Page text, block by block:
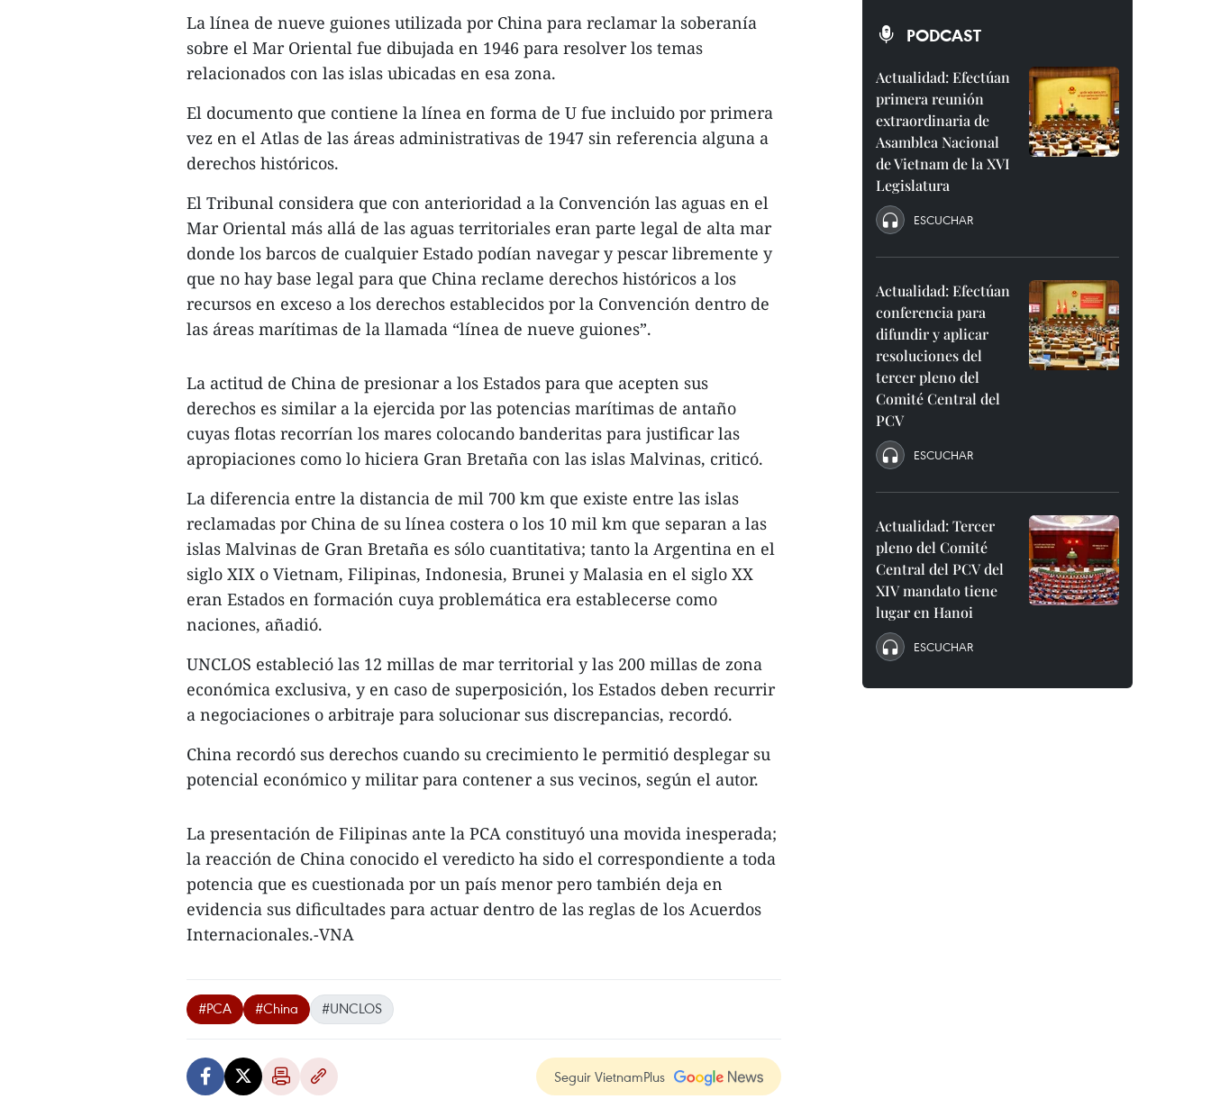
La línea de nueve guiones utilizada por China para reclamar la soberanía
sobre el Mar Oriental fue dibujada en 1946 para resolver los temas
relacionados con las islas ubicadas en esa zona.
El documento que contiene la línea en forma de U fue incluido por primera
vez en el Atlas de las áreas administrativas de 1947 sin referencia alguna a
derechos históricos.
El Tribunal considera que con anterioridad a la Convención las aguas en el
Mar Oriental más allá de las aguas territoriales eran parte legal de alta mar
donde los barcos de cualquier Estado podían navegar y pescar libremente y
que no hay base legal para que China reclame derechos históricos a los
recursos en exceso a los derechos establecidos por la Convención dentro de
las áreas marítimas de la llamada “línea de nueve guiones”.
La actitud de China de presionar a los Estados para que acepten sus
derechos es similar a la ejercida por las potencias marítimas de antaño
cuyas flotas recorrían los mares colocando banderitas para justificar las
apropiaciones como lo hiciera Gran Bretaña con las islas Malvinas, criticó.
La diferencia entre la distancia de mil 700 km que existe entre las islas
reclamadas por China de su línea costera o los 10 mil km que separan a las
islas Malvinas de Gran Bretaña es sólo cuantitativa; tanto la Argentina en el
siglo XIX o Vietnam, Filipinas, Indonesia, Brunei y Malasia en el siglo XX
eran Estados en formación cuya problemática era establecerse como
naciones, añadió.
UNCLOS estableció las 12 millas de mar territorial y las 200 millas de zona
económica exclusiva, y en caso de superposición, los Estados deben recurrir
a negociaciones o arbitraje para solucionar sus discrepancias, recordó.
China recordó sus derechos cuando su crecimiento le permitió desplegar su
potencial económico y militar para contener a sus vecinos, según el autor.
La presentación de Filipinas ante la PCA constituyó una movida inesperada;
la reacción de China conocido el veredicto ha sido el correspondiente a toda
potencia que es cuestionada por un país menor pero también deja en
evidencia sus dificultades para actuar dentro de las reglas de los Acuerdos
Internacionales.-VNA
#PCA #China #UNCLOS
Seguir VietnamPlus
PODCAST
Actualidad: Efectúan
primera reunión
extraordinaria de
Asamblea Nacional
de Vietnam de la XVI
Legislatura
ESCUCHAR
Actualidad: Efectúan
conferencia para
difundir y aplicar
resoluciones del
tercer pleno del
Comité Central del
PCV
ESCUCHAR
Actualidad: Tercer
pleno del Comité
Central del PCV del
XIV mandato tiene
lugar en Hanoi
ESCUCHAR